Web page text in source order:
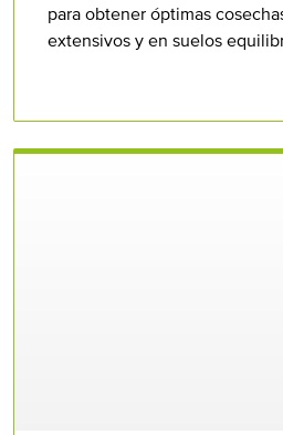
para obtener óptimas
extensivos y en suelos